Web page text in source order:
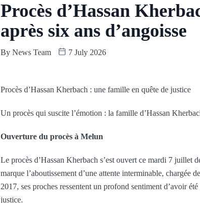
Procès d’Hassan
après six ans d’angoisse
By News Team 7 July 2026
Procès d’Hassan Kherbach : une famille en quête de justice
Un procès qui suscite l’émotion : la famille d’Hassan
Ouverture du procès à Melun
Le procès d’Hassan Kherbach s’est ouvert ce mardi 7 juillet
marque l’aboutissement d’une attente interminable, chargée
2017, ses proches ressentent un profond sentiment d’avoir
justice.